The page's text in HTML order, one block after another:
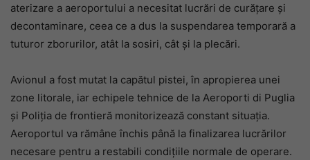
aterizare a aeroportului a necesitat lucrări de curățare și
decontaminare, ceea ce a dus la suspendarea temporară a
tuturor zborurilor, atât la sosiri, cât și la plecări.
Avionul a fost mutat la capătul pistei, în apropierea unei
zone litorale, iar echipele tehnice de la Aeroporti di Puglia
și Poliția de frontieră monitorizează constant situația.
Aeroportul va rămâne închis până la finalizarea lucrărilor
necesare pentru a restabili condițiile normale de operare.